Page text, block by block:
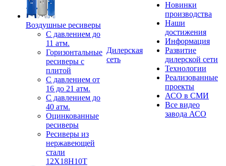
Воздушные ресиверы
С давлением до
11 атм.
Горизонтальные
ресиверы с
плитой
С давлением от
16 до 21 атм.
С давлением до
40 атм.
Оцинкованные
ресиверы
Ресиверы из
нержавеющей
стали
12Х18Н10Т
Дилерская
сеть
Новинки
производства
Наши
достижения
Информация
Развитие
дилерской сети
Технологии
Реализованные
проекты
АСО в СМИ
Все видео
завода АСО